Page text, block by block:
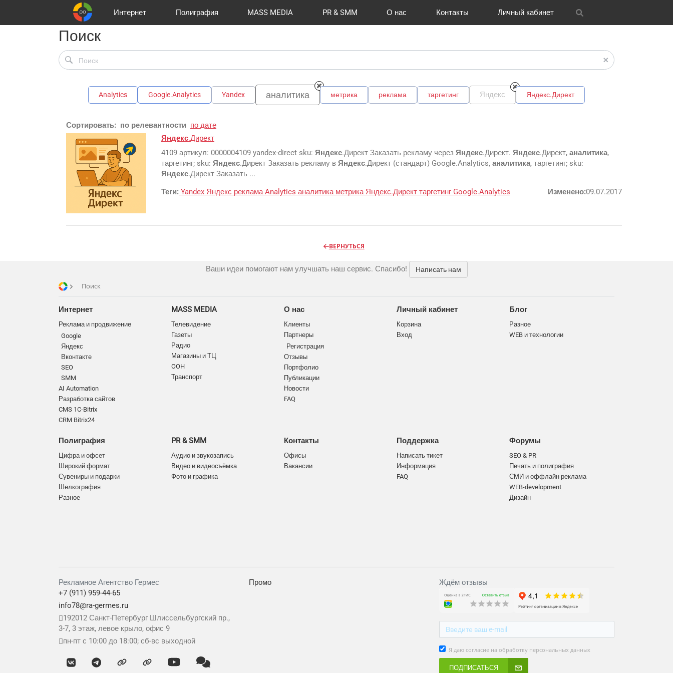
Интернет
Реклама и продвижение
Полиграфия
Цифра и офсет
MASS MEDIA
Телевидение
PR & SMM О нас
Клиенты
Контакты Личный кабинет
Поиск
Analytics Google.Analytics Yandex аналитика метрика реклама таргетинг Яндекс Яндекс.Директ
Сортировать: по релевантности по дате
Яндекс.Директ
4109 артикул: 0000004109 yandex-direct sku: Яндекс.Директ Заказать рекламу через Яндекс.Директ. Яндекс.Директ, аналитика,
таргетинг; sku: Яндекс.Директ Заказать рекламу в Яндекс.Директ (стандарт) Google.Analytics, аналитика, таргетинг; sku:
Яндекс.Директ Заказать ...
Теги: Yandex Яндекс реклама Analytics аналитика метрика Яндекс.Директ таргетинг Google.Analytics Изменено:09.07.2017
ВЕРНУТЬСЯ
Ваши идеи помогают нам улучшать наш сервис. Спасибо! Написать нам
Поиск
Интернет
Реклама и продвижение
Google
Яндекс
Вконтакте
SEO
SMM
AI Automation
Разработка сайтов
CMS 1C-Bitrix
CRM Bitrix24
Полиграфия
Цифра и офсет
Широкий формат
Сувениры и подарки
Шелкография
Разное
MASS MEDIA
Телевидение
Газеты
Радио
Магазины и ТЦ
OOH
Транспорт
PR & SMM
Аудио и звукозапись
Видео и видеосъёмка
Фото и графика
О нас
Клиенты
Партнеры
Регистрация
Отзывы
Портфолио
Публикации
Новости
FAQ
Контакты
Офисы
Вакансии
Личный кабинет
Корзина
Вход
Поддержка
Написать тикет
Информация
FAQ
Блог
Разное
WEB и технологии
Форумы
SEO & PR
Печать и полиграфия
СМИ и оффлайн реклама
WEB-development
Дизайн
Рекламное Агентство Гермес
+7 (911) 959-44-65
info78@ra-germes.ru
192012 Санкт-Петербург Шлиссельбургский пр.,
3-7, 3 этаж, левое крыло, офис 9
пн-пт с 10:00 до 18:00; сб-вс выходной
Промо Ждём отзывы
Я даю согласие на обработку персональных данных
ПОДПИСАТЬСЯ